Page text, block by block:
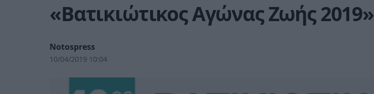
«Βατικιώτικος Αγώνας Ζωής 2019»
Notospress
10/04/2019 10:04